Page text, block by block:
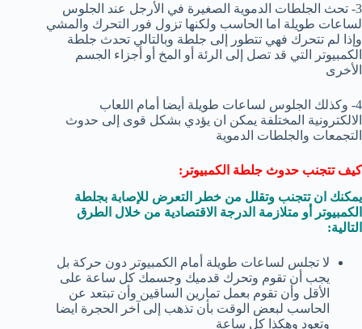
3- تحث الجلطات الدموية الصغيرة في الأرجل عند الجلوس
لساعات طويلة اما الحاسب ولكنها تزول فور التحرك والمشي
وإذا لم تتحرك فهي تتطور إلى جلطة وبالتالي تحدث جلطة
الكمبيوتر التي قد تصل إلى الرئة أو المخ أو أجزاء الجسم
الأخرى
4- وكذلك الجلوس لساعات طويلة أيضا أمام اللعاب
الالكترونية المختلفة يمكن ان يؤدي بشكل قوى إلى حدوث
التجمعات والجلطات الدموية
كيف تتجنب حدوث جلطة الكمبيوتر:
يمكنك ان تتجنب وتقلل من خطر التعرض للإصابة بجلطة
الكمبيوتر أو متلازمة الدرجة الاقتصادية من خلال الطرق
التالية:
لا تجلس لساعات طويلة أمام الكمبيوتر دون حركة بل
يجب أن تقوم وتحرك قدميك وجسمك كل ساعة على
الأقل وأن تقوم بعمل تمارين الساقين وأن تبتعد عن
الحاسب لبعض الوقت بأن تذهب إلى آخر الحجرة ايضا
وتعود وهكذا كل ساعة